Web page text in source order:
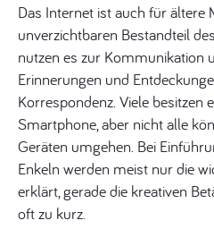
Das Internet ist auch für ältere
unverzichtbaren Bestandteil
nutzen es zur Kommunikation
Erinnerungen und
Korrespondenz. Viele besitzen
Smartphone, aber nicht alle
Geräten umgehen. Bei
Enkeln werden meist nur die
erklärt, gerade die kreativen
oft zu kurz.